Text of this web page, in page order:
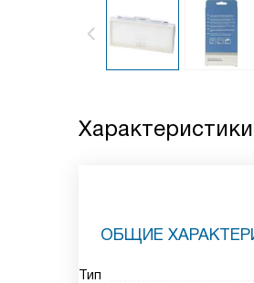
Характеристики
ОБЩИЕ
Тип